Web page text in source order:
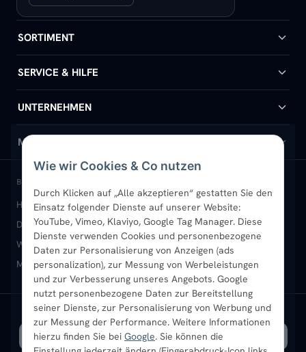
Wie wir Cookies & Co nutzen
Durch Klicken auf „Alle akzeptieren“ gestatten Sie den
Einsatz folgender Dienste auf unserer Website:
YouTube, Vimeo, Klaviyo, Google Tag Manager. Diese
Dienste verwenden Cookies und personenbezogene
Daten zur Personalisierung von Anzeigen (ads
personalization), zur Messung von Werbeleistungen
und zur Verbesserung unseres Angebots. Google
nutzt personenbezogene Daten zur Bereitstellung
seiner Dienste, zur Personalisierung von Werbung und
zur Messung der Performance. Weitere Informationen
hierzu finden Sie bei Google. Sie können die
SORTIMENT
Badheizkörper
Handtuchheizkörper
Design-Heizkörper
Paneelheizkörper
Vertikal-Heizkörper
Heizkörper-Zubehör
SERVICE & HILFE
Hilfe & Kontakt
Versand & Lieferung
Rückgabe & Widerruf
Garantie & Gewährleistung
Montageservice vor Ort
Sendung verfolgen
UNTERNEHMEN
Wir über uns
Standort & Abholung Jüchen
B2B-Kunden
Karriere
Ratgeber
Bestpreisgarantie
MEIN KONTO
Anmelden / Mein Konto
Merkliste
Newsletter
Aktuelle Angebote
BELIEBTE KATEGORIEN
Heizkörper kaufenBadheizkörperHandtuchheizkörper
Design-HeizkörperPaneelheizkörperVertikal-Heizkörper
Wandheizkörper Wohnraum-Heizkörper Badheizkörper Schwarz
Mischbetrieb-HeizkörperHeizkörper-ZubehörAktuelle Angebote
SICHERE ZAHLUNG VERSAND MIT